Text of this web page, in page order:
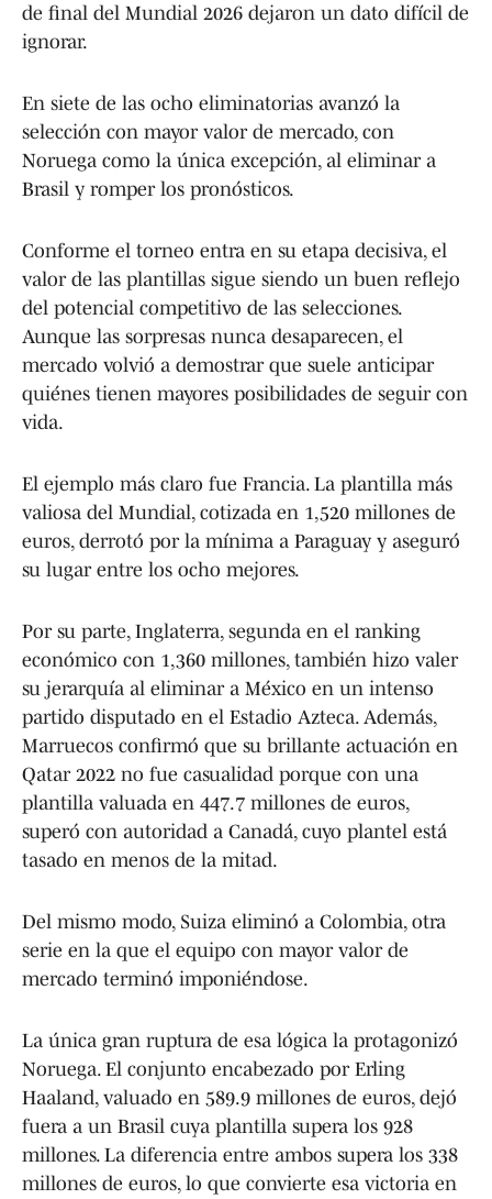
de final del Mundial 2026 dejaron un dato difícil de
ignorar.
En siete de las ocho eliminatorias avanzó la
selección con mayor valor de mercado, con
Noruega como la única excepción, al eliminar a
Brasil y romper los pronósticos.
Conforme el torneo entra en su etapa decisiva, el
valor de las plantillas sigue siendo un buen reflejo
del potencial competitivo de las selecciones.
Aunque las sorpresas nunca desaparecen, el
mercado volvió a demostrar que suele anticipar
quiénes tienen mayores posibilidades de seguir con
vida.
El ejemplo más claro fue Francia. La plantilla más
valiosa del Mundial, cotizada en 1,520 millones de
euros, derrotó por la mínima a Paraguay y aseguró
su lugar entre los ocho mejores.
Por su parte, Inglaterra, segunda en el ranking
económico con 1,360 millones, también hizo valer
su jerarquía al eliminar a México en un intenso
partido disputado en el Estadio Azteca. Además,
Marruecos confirmó que su brillante actuación en
Qatar 2022 no fue casualidad porque con una
plantilla valuada en 447.7 millones de euros,
superó con autoridad a Canadá, cuyo plantel está
tasado en menos de la mitad.
Del mismo modo, Suiza eliminó a Colombia, otra
serie en la que el equipo con mayor valor de
mercado terminó imponiéndose.
La única gran ruptura de esa lógica la protagonizó
Noruega. El conjunto encabezado por Erling
Haaland, valuado en 589.9 millones de euros, dejó
fuera a un Brasil cuya plantilla supera los 928
millones. La diferencia entre ambos supera los 338
millones de euros, lo que convierte esa victoria en